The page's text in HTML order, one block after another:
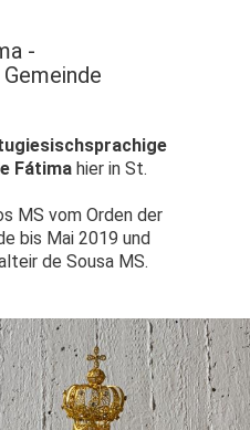
-
Fátima hier in St.
MS vom Orden der
bis Mai 2019 und
de Sousa MS.